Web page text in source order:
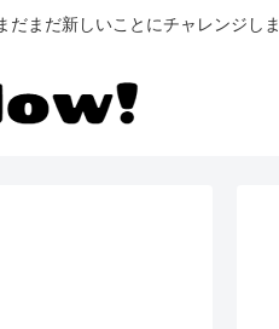
まだ新しいことにチャレンジしま